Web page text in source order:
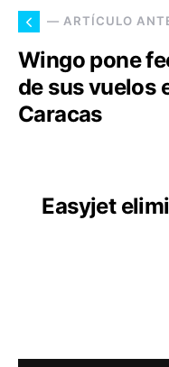
— ARTÍCULO
Wingo pone
de sus vuelos
Caracas
Easyjet